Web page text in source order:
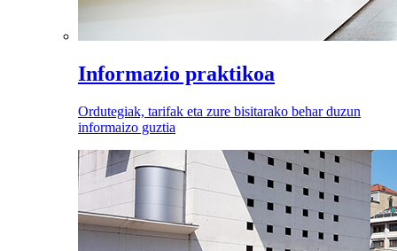
Informazio praktikoa
Ordutegiak, tarifak eta zure bisitarako behar duzun
informaizo guztia